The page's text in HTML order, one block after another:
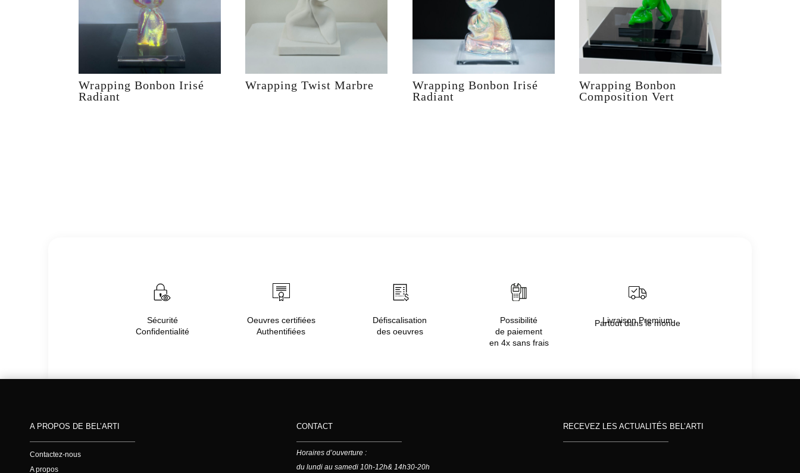
Wrapping Bonbon Irisé
Radiant
Wrapping Twist Marbre
Wrapping Bonbon Irisé
Radiant
Wrapping Bonbon
Composition Vert
Sécurité
Confidentialité
Oeuvres certifiées
Authentifiées
Défiscalisation
des oeuvres
Possibilité
de paiement
en 4x sans frais
Livraison Premium
Partout dans le monde
A PROPOS DE BEL’ARTI
Contactez-nous
A propos
CONTACT
Horaires d’ouverture :
du lundi au samedi 10h-12h& 14h30-20h
RECEVEZ LES ACTUALITÉS BEL’ARTI